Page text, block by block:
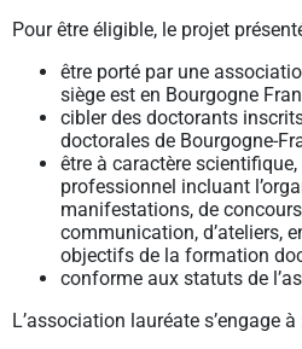
Pour être éligible, le projet
être porté par une
siège est en Bourgogne
cibler des doctorants
doctorales de Bourgogne-
être à caractère
professionnel incluant
manifestations, de
communication, d’ateliers,
objectifs de la formation
conforme aux statuts de
L’association lauréate s’engage à